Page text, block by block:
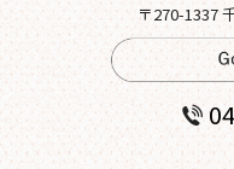
〒270-1337